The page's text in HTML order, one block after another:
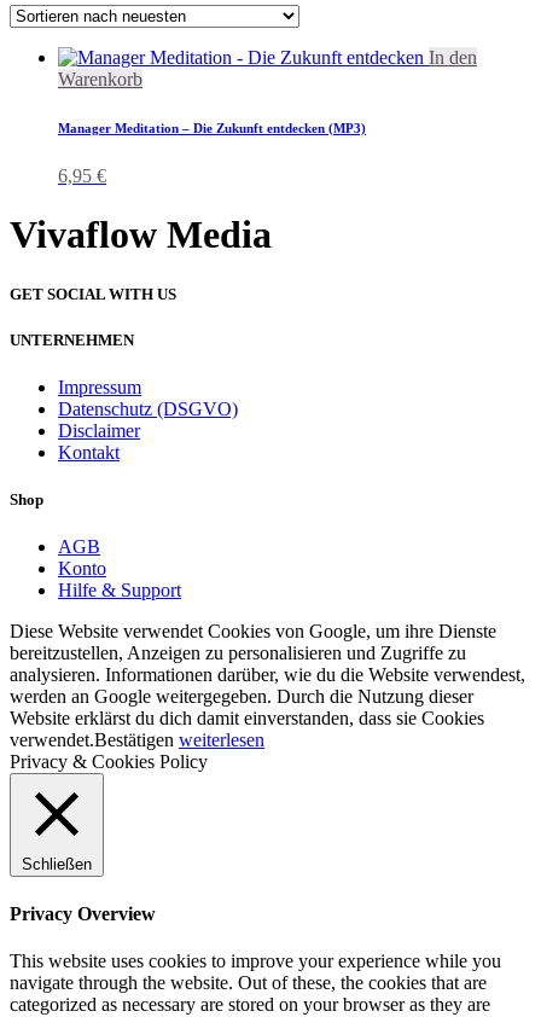
In den
Warenkorb
Manager Meditation – Die Zukunft entdecken (MP3)
6,95 €
Vivaflow Media
GET SOCIAL WITH US
UNTERNEHMEN
Impressum
Datenschutz (DSGVO)
Disclaimer
Kontakt
Shop
AGB
Konto
Hilfe & Support
Diese Website verwendet Cookies von Google, um ihre Dienste
bereitzustellen, Anzeigen zu personalisieren und Zugriffe zu
analysieren. Informationen darüber, wie du die Website verwendest,
werden an Google weitergegeben. Durch die Nutzung dieser
Website erklärst du dich damit einverstanden, dass sie Cookies
verwendet.Bestätigen weiterlesen
Privacy & Cookies Policy
Schließen
Privacy Overview
This website uses cookies to improve your experience while you
navigate through the website. Out of these, the cookies that are
categorized as necessary are stored on your browser as they are